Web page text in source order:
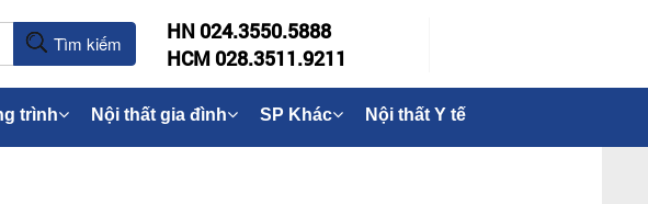
Tìm kiếm
HN 024.3550.5888
HCM 028.3511.9211
trình Nội thất gia đình SP Khác Nội thất Y tế